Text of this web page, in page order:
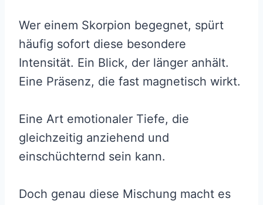
Wer einem Skorpion begegnet, spürt
häufig sofort diese besondere
Intensität. Ein Blick, der länger anhält.
Eine Präsenz, die fast magnetisch wirkt.
Eine Art emotionaler Tiefe, die
gleichzeitig anziehend und
einschüchternd sein kann.
Doch genau diese Mischung macht es